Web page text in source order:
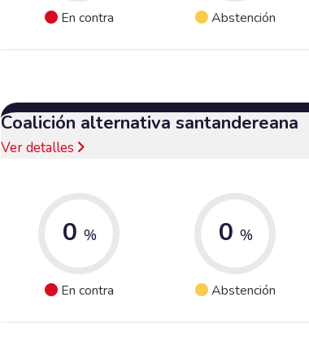
En contra Abstención
Coalición alternativa santandereana
Ver detalles
0 %
En contra
0 %
Abstención